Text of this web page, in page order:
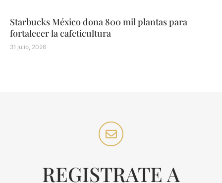
Starbucks México dona 800 mil plantas para
fortalecer la cafeticultura
31 julio, 2026
REGISTRATE A